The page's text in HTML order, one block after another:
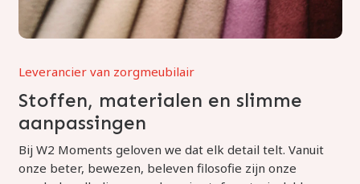
Leverancier van zorgmeubilair
Stoffen, materialen en slimme
aanpassingen
Bij W2 Moments geloven we dat elk detail telt. Vanuit
onze beter, bewezen, beleven filosofie zijn onze